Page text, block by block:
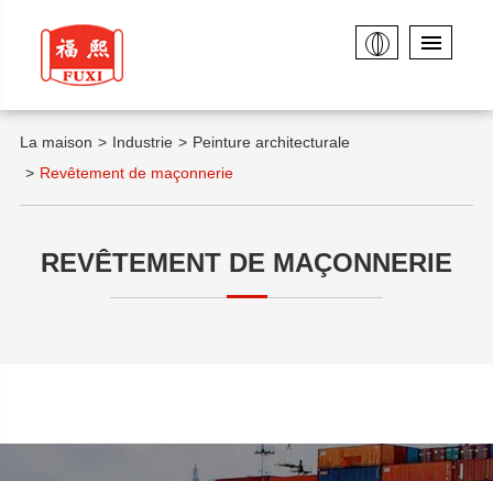
La maison Industrie
Peinture architecturale
Revêtement de maçonnerie
REVÊTEMENT DE MAÇONNERIE